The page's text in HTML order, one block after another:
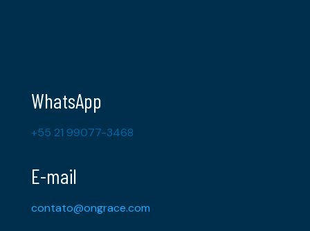
WhatsApp
+55 21 99077-3468
E-mail
contato@ongrace.com